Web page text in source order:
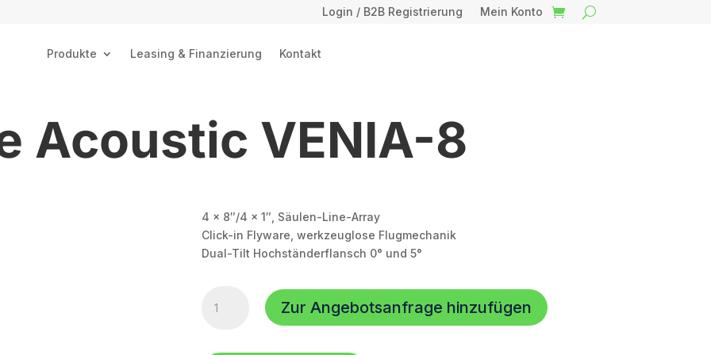
Login / B2B Registrierung Mein Konto
Produkte Leasing & Finanzierung Kontakt
Acoustic VENIA-8
4 x 8″/4 x 1″, Säulen-Line-Array
Click-in Flyware, werkzeuglose Flugmechanik
Dual-Tilt Hochständerflansch 0° und 5°
Acoustic
Zur Angebotsanfrage hinzufügen